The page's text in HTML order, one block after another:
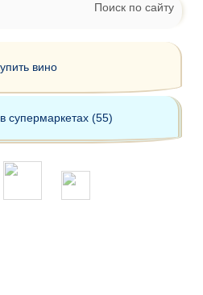
Поиск по сайту
вино
супермаркетах (55)